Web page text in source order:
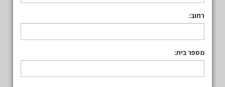
רחוב:
מספר בית: